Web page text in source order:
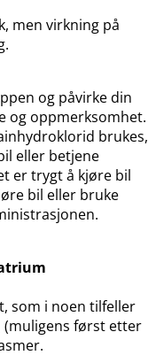
men virkning på
og påvirke din
og oppmerksomhet.
brukes,
eller betjene
er trygt å kjøre bil
bil eller bruke
som i noen tilfeller
(muligens først etter